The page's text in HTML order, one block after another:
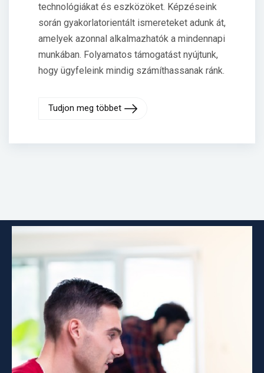
technológiákat és eszközöket. Képzéseink
során gyakorlatorientált ismereteket adunk át,
amelyek azonnal alkalmazhatók a mindennapi
munkában. Folyamatos támogatást nyújtunk,
hogy ügyfeleink mindig számíthassanak ránk.
Tudjon meg többet